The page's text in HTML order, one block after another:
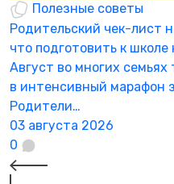
Полезные советы
Родительский чек-лист
что подготовить к школе
Август во многих
в интенсивный марафон
Родители…
03 августа 2026
0